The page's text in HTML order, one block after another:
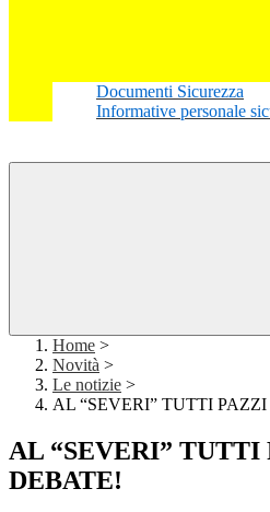
Documenti Sicurezza
Informative personale
Home >
Novità >
Le notizie >
AL “SEVERI” TUTTI
AL “SEVERI” TUTTI
DEBATE!